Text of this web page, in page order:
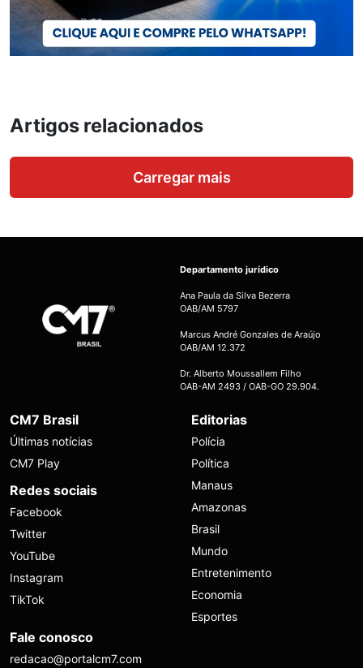
Artigos relacionados
Carregar mais
Departamento jurídico
Ana Paula da Silva Bezerra
OAB/AM 5797
Marcus André Gonzales de Araújo
OAB/AM 12.372
Dr. Alberto Moussallem Filho
OAB-AM 2493 / OAB-GO 29.904.
CM7 Brasil
Últimas notícias
CM7 Play
Redes sociais
Facebook
Twitter
YouTube
Instagram
TikTok
Editorias
Polícia
Política
Manaus
Amazonas
Brasil
Mundo
Entretenimento
Economia
Esportes
Fale conosco
redacao@portalcm7.com